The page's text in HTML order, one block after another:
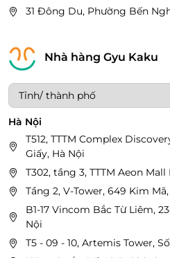
31 Đông Du, Phường Bến
Nhà hàng Gyu Kaku
Hà Nội
T512, TTTM Complex
Giấy, Hà Nội
T302, tầng 3, TTTM Aeon
Tầng 2, V-Tower, 649 Kim
B1-17 Vincom Bắc Từ Liêm,
Nội
T5 - 09 - 10, Artemis Tower,